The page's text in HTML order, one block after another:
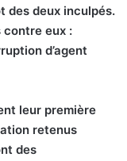
des deux inculpés.
contre eux :
d’agent
leur première
retenus
des